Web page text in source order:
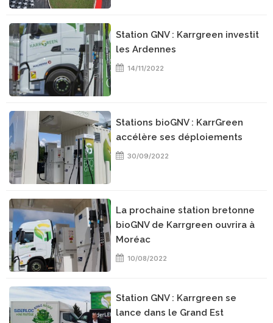
Station GNV : Karrgreen investit
les Ardennes
14/11/2022
Stations bioGNV : KarrGreen
accélère ses déploiements
30/09/2022
La prochaine station bretonne
bioGNV de Karrgreen ouvrira à
Moréac
10/08/2022
Station GNV : Karrgreen se
lance dans le Grand Est